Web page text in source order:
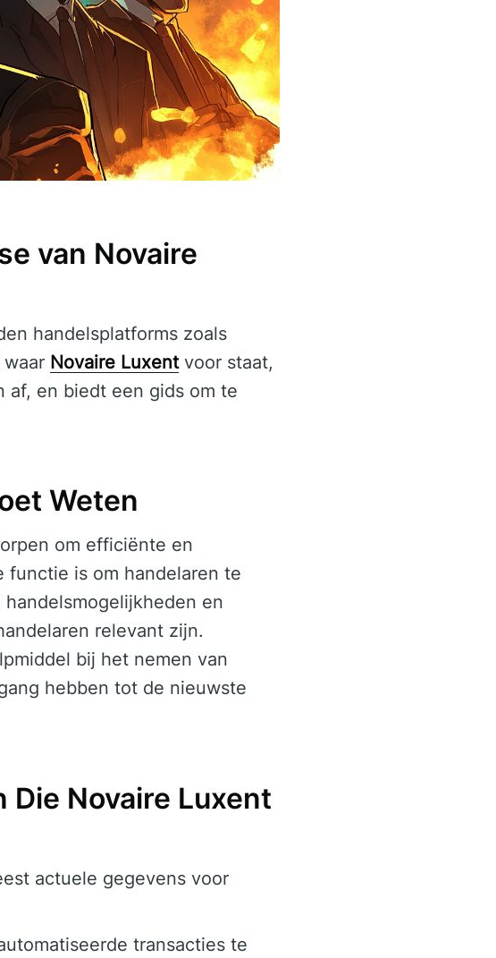
van Novaire
handelsplatforms zoals
Novaire Luxentvoor staat,
af, en biedt een gids om te
Weten
om efficiënte en
functie is om handelaren te
en
relevant zijn.
bij het nemen van
hebben tot de nieuwste
Novaire Luxent
actuele gegevens voor
transacties te